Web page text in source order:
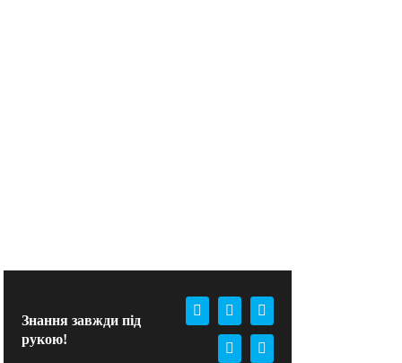
Знання завжди під
рукою!
Facebook
X WhatsApp
Pinterest
E-